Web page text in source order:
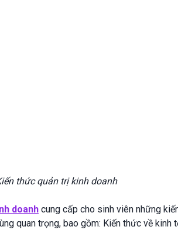
thức quản trị kinh doanh
doanh cung cấp cho sinh viên những
quan trọng, bao gồm: Kiến thức về kinh